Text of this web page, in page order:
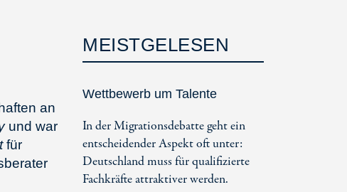
an
und war
für
MEISTGELESEN
Wettbewerb um Talente
In der Migrationsdebatte geht ein
entscheidender Aspekt oft unter:
Deutschland muss für qualifizierte
Fachkräfte attraktiver werden.